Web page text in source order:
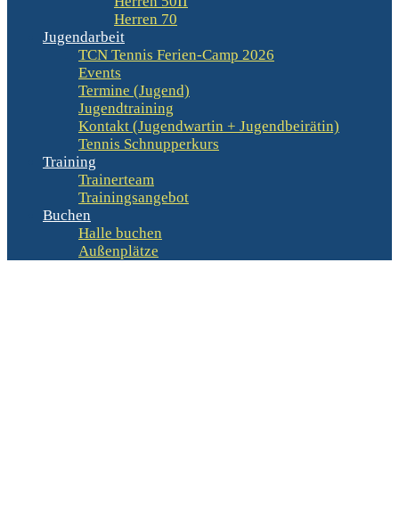
Herren 70
Jugendarbeit
TCN Tennis Ferien-Camp 2026
Events
Termine (Jugend)
Jugendtraining
Kontakt (Jugendwartin + Jugendbeirätin)
Tennis Schnupperkurs
Training
Trainerteam
Trainingsangebot
Buchen
Halle buchen
Außenplätze